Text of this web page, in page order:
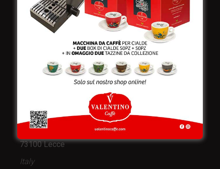
Valentino Caffè Spa
Viale Croazia 8 (Z.I.)
73100 Lecce
Italy